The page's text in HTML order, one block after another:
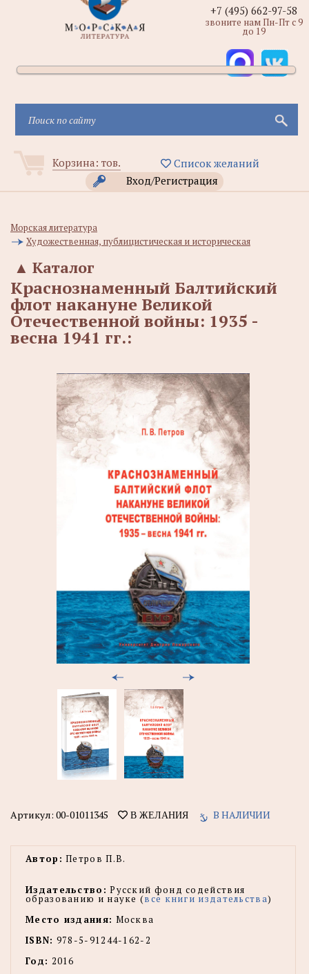
Корзина: тов.
Список желаний
Вход/Регистрация
+7 (495) 662-97-58
звоните нам Пн-Пт с 9
до 19
Морская литература
Художественная, публицистическая и историческая
Каталог
▲
Краснознаменный Балтийский
флот накануне Великой
Отечественной войны: 1935 -
весна 1941 гг.:
Артикул: 00-01011345 В ЖЕЛАНИЯ В НАЛИЧИИ
Автор: Петров П.В.
Издательство: Русский фонд содействия
образованию и науке (все книги издательства)
Место издания: Москва
ISBN: 978-5-91244-162-2
Год: 2016